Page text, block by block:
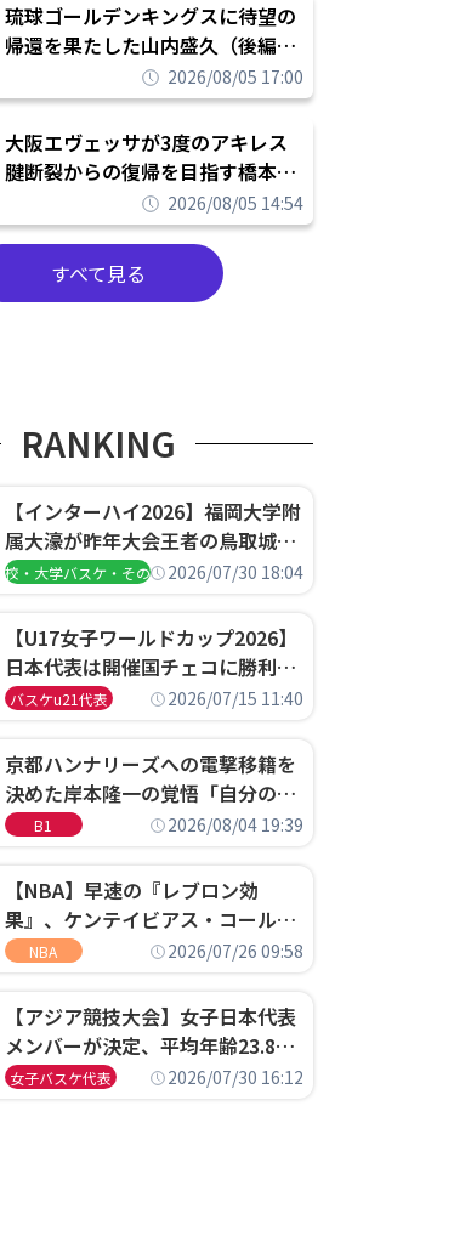
琉球ゴールデンキングスに待望の
帰還を果たした山内盛久（後編）
「1人のウチナーンチュとしてみ
んなが誇りに思えるチームにして
いく」
2026/08/05 17:00
大阪エヴェッサが3度のアキレス
腱断裂からの復帰を目指す橋本拓
哉と契約を締結「もう一度コート
に立ちたい」
2026/08/05 14:54
すべて見る
RANKING
【インターハイ2026】福岡大学附
属大濠が昨年大会王者の鳥取城北
を撃破、大阪薫英女学院は岐阜女
校・大学バスケ・その他2026/07/30 18:04
【U17女子ワールドカップ2026】
日本代表は開催国チェコに勝利し
て予選グループ3連勝で首位通
決定
バスケu21代表 2026/07/15 11:40
京都ハンナリーズへの電撃移籍を
決めた岸本隆一の覚悟「自分のエ
ゴというちっぽけなことのため
B1 2026/08/04 19:39
【NBA】早速の『レブロン効
果』、ケンテイビアス・コールド
ウェル・ポープがセブンティシク
NBA 2026/07/26 09:58
【アジア競技大会】女子日本代表
メンバーが決定、平均年齢23.8歳
のフレッシュなメンバーが日本開
女子バスケ代表 2026/07/30 16:12